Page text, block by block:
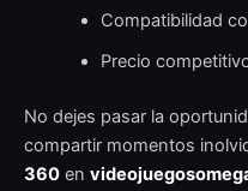
Compatibilidad
Precio
No dejes pasar la
compartir momentos
360 en